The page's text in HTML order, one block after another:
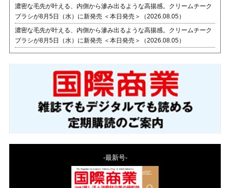
濃密な毛先が叶える、内側から滲み出るような高揚感。クリームチーク
ブラシが8月5日（水）に新発売 ＜本日発売＞（2026.08.05）
濃密な毛先が叶える、内側から滲み出るような高揚感。クリームチーク
ブラシが8月5日（水）に新発売 ＜本日発売＞（2026.08.05）
-最新号-